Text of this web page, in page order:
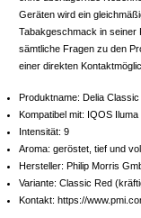
Geräten wird ein
Tabakgeschmack in
sämtliche Fragen zu den
einer direkten
Produktname: Delia
Kompatibel mit: IQOS Iluma
Intensität: 9
Aroma: geröstet, tief und
Hersteller: Philip Morris
Variante: Classic Red
Kontakt: https://